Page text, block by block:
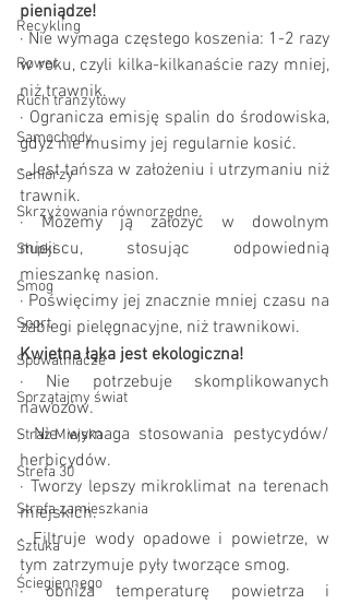
Recykling
Rower
Ruch tranzytowy
Samochody
Seniorzy
Skrzyżowania równorzędne
Słupki
Smog
Sport
Spowalniacze
Sprzątajmy świat
Straż Miejska
Strefa 30
Strefa zamieszkania
Sztuka
Ściegiennego
pieniądze!
· Nie wymaga częstego koszenia: 1-2 razy
w roku, czyli kilka-kilkanaście razy mniej,
niż trawnik.
· Ogranicza emisję spalin do środowiska,
gdyż nie musimy jej regularnie kosić.
· Jest tańsza w założeniu i utrzymaniu niż
trawnik.
·
Możemy ją założyć w dowolnym
miejscu, stosując odpowiednią
mieszankę nasion.
· Poświęcimy jej znacznie mniej czasu na
zabiegi pielęgnacyjne, niż trawnikowi.
Kwietna łąka jest ekologiczna!
·
Nie potrzebuje skomplikowanych
nawozów.
· Nie wymaga stosowania pestycydów/
herbicydów.
· Tworzy lepszy mikroklimat na terenach
miejskich.
· Filtruje wody opadowe i powietrze, w
tym zatrzymuje pyły tworzące smog.
·
obniża temperaturę powietrza i